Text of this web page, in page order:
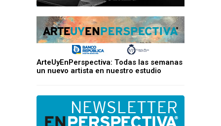
ArteUyEnPerspectiva: Todas las semanas
un nuevo artista en nuestro estudio